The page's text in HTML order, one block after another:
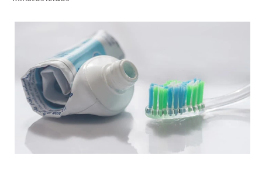
PROMOCIONES
PA (ES)
SUSCRÍBASE